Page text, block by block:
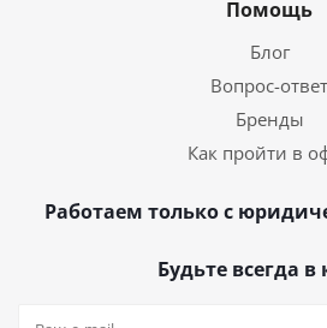
Помощь
Блог
Вопрос-ответ
Бренды
Как пройти в
Работаем только с
Будьте всегда в